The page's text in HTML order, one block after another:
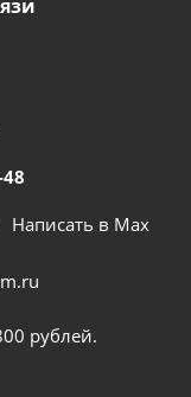
Написать в Мах
рублей.